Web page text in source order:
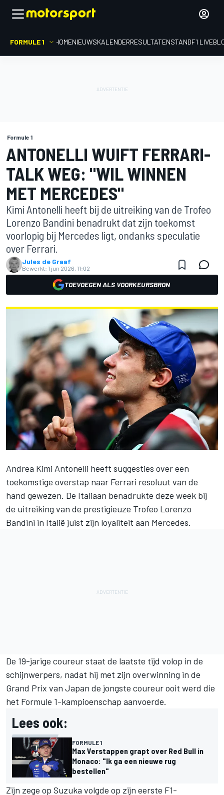
FORMULE 1 HOMENIEUWSKALENDERRESULTATENSTANDF1
Formule 1
ANTONELLI WUIFT FERRARI-
TALK WEG: "WIL WINNEN
MET MERCEDES"
Kimi Antonelli heeft bij de uitreiking van de Trofeo
Lorenzo Bandini benadrukt dat zijn toekomst
voorlopig bij Mercedes ligt, ondanks speculatie
over Ferrari.
Jules de Graaf
Bewerkt: 1 jun 2026, 11:02
TOEVOEGEN ALS VOORKEURSBRON
Andrea Kimi Antonelli heeft suggesties over een
toekomstige overstap naar Ferrari resoluut van de
hand gewezen. De Italiaan benadrukte deze week bij
de uitreiking van de prestigieuze Trofeo Lorenzo
Bandini in Italië juist zijn loyaliteit aan Mercedes.
De 19-jarige coureur staat de laatste tijd volop in de
schijnwerpers, nadat hij met zijn overwinning in de
Grand Prix van Japan de jongste coureur ooit werd die
het Formule 1-kampioenschap aanvoerde.
Lees ook:
FORMULE 1
Max Verstappen grapt over Red Bull in
Monaco: "Ik ga een nieuwe rug
bestellen"
Zijn zege op Suzuka volgde op zijn eerste F1-